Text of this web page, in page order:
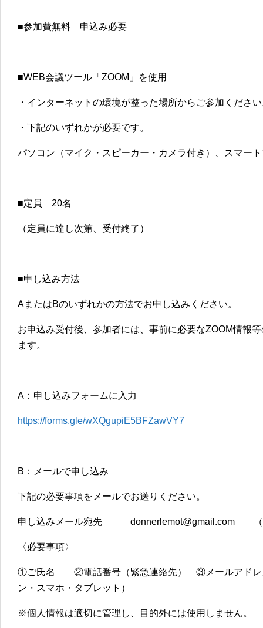
■参加費無料 申込み必要
■WEB会議ツール「ZOOM」を使用
・インターネットの環境が整った場所からご参加くださ
・下記のいずれかが必要です。
パソコン（マイク・スピーカー・カメラ付き）、スマー
■定員 20名
（定員に達し次第、受付終了）
■申し込み方法
AまたはBのいずれかの方法でお申し込みください。
お申込み受付後、参加者には、事前に必要なZOOM情報
ます。
A：申し込みフォームに入力
https://forms.gle/wXQgupiE5BFZawVY7
B：メールで申し込み
下記の必要事項をメールでお送りください。
申し込みメール宛先 donnerlemot@gmail.com （
〈必要事項〉
①ご氏名 ②電話番号（緊急連絡先） ③メールアドレ
ン・スマホ・タブレット）
※個人情報は適切に管理し、目的外には使用しません。